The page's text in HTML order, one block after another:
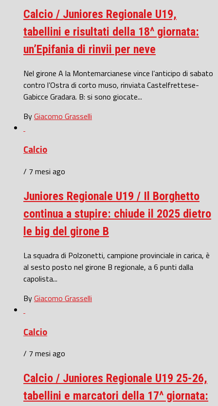
Calcio / Juniores Regionale U19,
tabellini e risultati della 18^ giornata:
un’Epifania di rinvii per neve
Nel girone A la Montemarcianese vince l’anticipo di sabato
contro l’Ostra di corto muso, rinviata Castelfrettese-
Gabicce Gradara. B: si sono giocate...
ByGiacomo Grasselli
Calcio
/ 7 mesi ago
Juniores Regionale U19 / Il Borghetto
continua a stupire: chiude il 2025 dietro
le big del girone B
La squadra di Polzonetti, campione provinciale in carica, è
al sesto posto nel girone B regionale, a 6 punti dalla
capolista...
ByGiacomo Grasselli
Calcio
/ 7 mesi ago
Calcio / Juniores Regionale U19 25-26,
tabellini e marcatori della 17^ giornata: